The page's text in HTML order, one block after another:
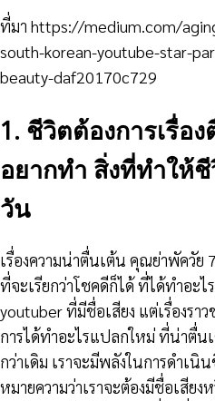
ที่มา https://medium.com/
south-korean-youtube-star-
beauty-daf20170c729
1. ชีวิตต้องการเรื่อ
อยากทำ สิ่งที่ทำให้
วัน
เรื่องความน่าตื่นเต้น คุณย่าพัควั
ที่จะเรียกว่าโชคดีก็ได้ ที่ได้ทำอะ
youtuber ที่มีชื่อเสียง แต่เรื่องราว
การได้ทำอะไรแปลกใหม่ ที่น่าตื่น
กว่าเดิม เราจะมีพลังในการดำเนิ
หมายความว่าเราจะต้องมีชื่อเสีย